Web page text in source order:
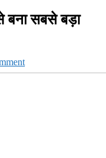
बना सबसे बड़ा